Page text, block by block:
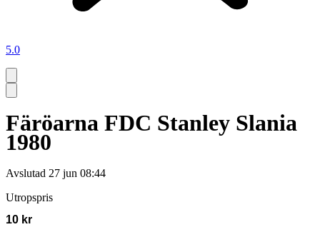
5.0
Färöarna FDC Stanley Slania
1980
Avslutad 27 jun 08:44
Utropspris
10 kr